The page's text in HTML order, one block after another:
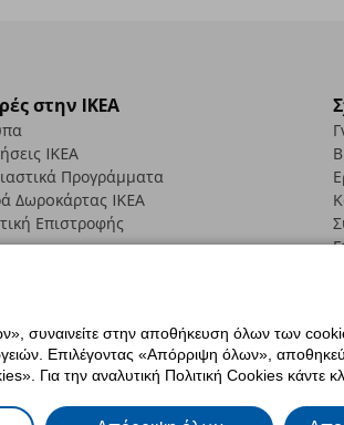
στην IKEA
IKEA
Προγράμματα
Δωρoκάρτας IKEA
Επιστροφής
Πολιτική Cookies Δήλωση ψηφιακής
συναινείτε στην αποθήκευση όλων των
Επιλέγοντας «Απόρριψη όλων»,
Για την αναλυτική Πολιτική Cookies κάντε